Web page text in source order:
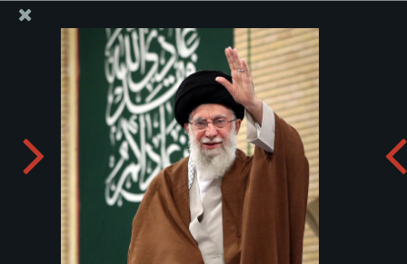
Ali Məqamlı Rəhbərin informasiya bloku
İnqilabın Rəhbəri Həcc İdarəsinin məsul şəxsləri və
ziyarətçilərdən bir qrupu ilə görüşdü
Albomu yüklə: